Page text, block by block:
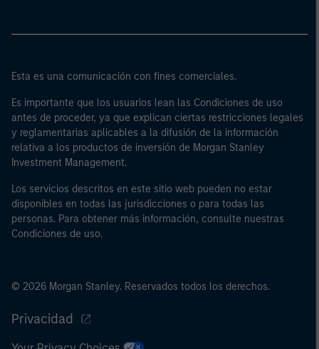
Esta es una comunicación con fines comerciales.
Es importante que los usuarios lean las Condiciones de uso
antes de proceder, ya que explican ciertas restricciones legales
y reglamentarias aplicables a la difusión de la información
relativa a los productos de inversión de Morgan Stanley
Investment Management.
Los servicios descritos en este sitio web pueden no estar
disponibles en todas las jurisdicciones o para todas las
personas. Para obtener más información, consulte nuestras
Condiciones de uso.
© 2026 Morgan Stanley. Reservados todos los derechos.
Privacidad